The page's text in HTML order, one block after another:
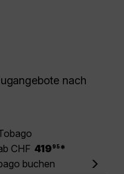
nach
CHF 419 95 *
buchen